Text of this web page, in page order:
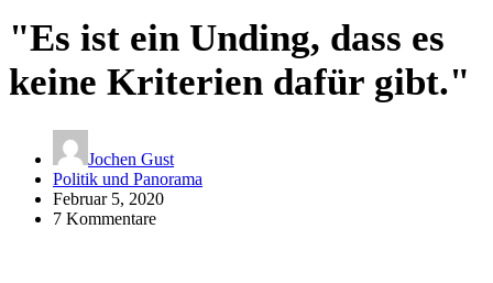
"Es ist ein Unding, dass es
keine Kriterien dafür gibt."
Jochen Gust
Politik und Panorama
Februar 5, 2020
7 Kommentare